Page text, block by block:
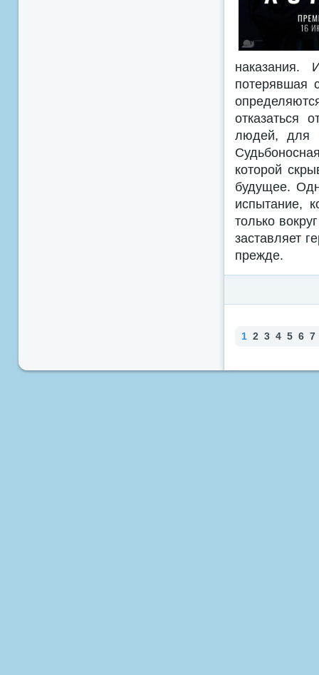
наказания.
потерявшая
отказаться
людей, для
которой
будущее.
испытание,
только
заставляет
прежде.
1 2 3 4 5 6 7